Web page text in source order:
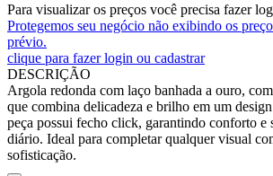
Para visualizar os preços você precisa fazer
Protegemos seu negócio não exibindo os
prévio.
clique para fazer login ou cadastrar
DESCRIÇÃO
Argola redonda com laço banhada a ouro,
que combina delicadeza e brilho em um
peça possui fecho click, garantindo conforto e
diário. Ideal para completar qualquer visual
sofisticação.